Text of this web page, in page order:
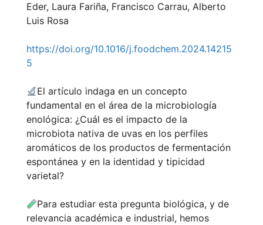
Eder, Laura Fariña, Francisco Carrau, Alberto
Luis Rosa
https://doi.org/10.1016/j.foodchem.2024.14215
5
El artículo indaga en un concepto
fundamental en el área de la microbiología
enológica: ¿Cuál es el impacto de la
microbiota nativa de uvas en los perfiles
aromáticos de los productos de fermentación
espontánea y en la identidad y tipicidad
varietal?
Para estudiar esta pregunta biológica, y de
relevancia académica e industrial, hemos